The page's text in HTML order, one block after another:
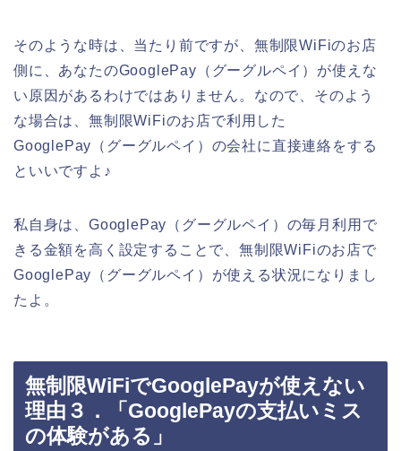
そのような時は、当たり前ですが、無制限WiFiのお店
側に、あなたのGooglePay（グーグルペイ）が使えな
い原因があるわけではありません。なので、そのよう
な場合は、無制限WiFiのお店で利用した
GooglePay（グーグルペイ）の会社に直接連絡をする
といいですよ♪
私自身は、GooglePay（グーグルペイ）の毎月利用で
きる金額を高く設定することで、無制限WiFiのお店で
GooglePay（グーグルペイ）が使える状況になりまし
たよ。
無制限WiFiでGooglePayが使えない
理由３．「GooglePayの支払いミス
の体験がある」